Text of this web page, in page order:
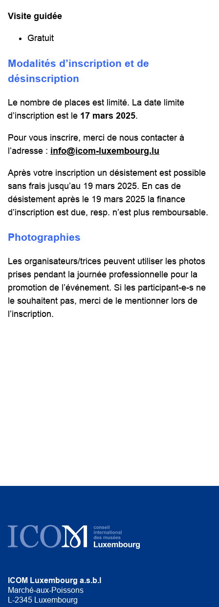
Visite guidée
Gratuit
Modalités d’inscription et de
désinscription
Le nombre de places est limité. La date limite
d’inscription est le 17 mars 2025.
Pour vous inscrire, merci de nous contacter à
l’adresse : info@icom-luxembourg.lu
Après votre inscription un désistement est possible
sans frais jusqu’au 19 mars 2025. En cas de
désistement après le 19 mars 2025 la finance
d’inscription est due, resp. n’est plus remboursable.
Photographies
Les organisateurs/trices peuvent utiliser les photos
prises pendant la journée professionnelle pour la
promotion de l’événement. Si les participant-e-s ne
le souhaitent pas, merci de le mentionner lors de
l’inscription.
ICOM Luxembourg a.s.b.l
Marché-aux-Poissons
L-2345 Luxembourg